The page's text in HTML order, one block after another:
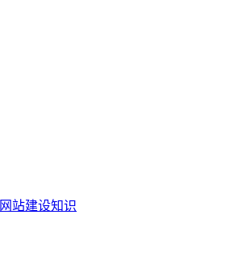
网站建设知识